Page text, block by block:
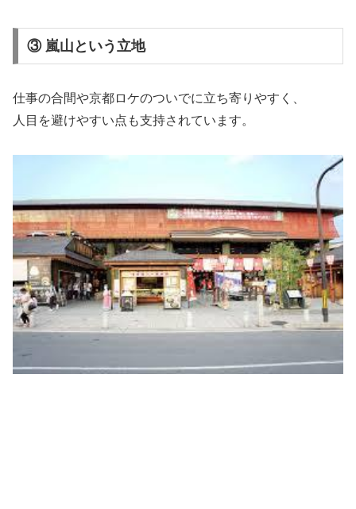
③ 嵐山という立地
仕事の合間や京都ロケのついでに立ち寄りやすく、
人目を避けやすい点も支持されています。